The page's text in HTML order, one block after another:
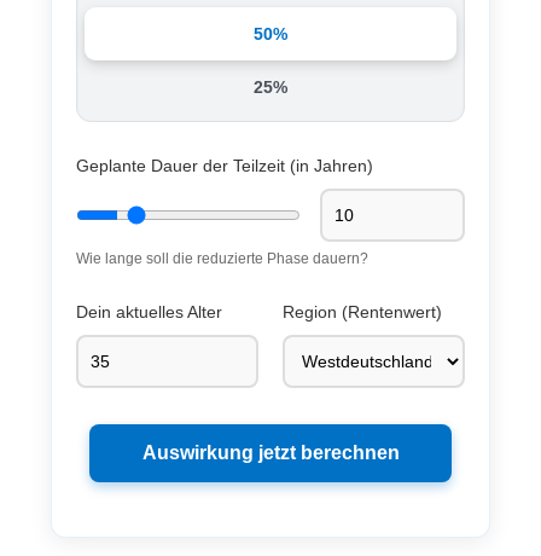
50%
25%
Geplante Dauer der Teilzeit (in Jahren)
Wie lange soll die reduzierte Phase dauern?
Dein aktuelles Alter Region (Rentenwert)
Auswirkung jetzt berechnen